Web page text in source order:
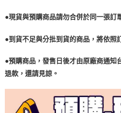
●現貨與預購商品請勿合併於同一張訂
●到貨不足與分批到貨的商品，將依照
●預購商品，發售日後才由原廠商通知
退款，還請見諒。